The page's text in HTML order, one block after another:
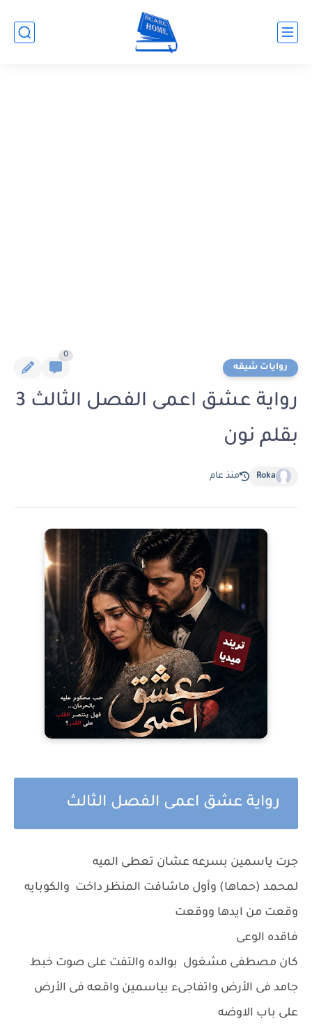
روايات شيقه
0
رواية عشق اعمى الفصل الثالث 3
بقلم نون
Roka منذ عام
رواية عشق اعمى الفصل الثالث
جرت ياسمين بسرعه عشان تعطى الميه
لمحمد (حماها) وأول ماشافت المنظر داخت والكوبايه
وقعت من ايدها ووقعت
فاقده الوعى
كان مصطفى مشغول بوالده والتفت على صوت خبط
جامد فى الأرض واتفاجىء بياسمين واقعه فى الأرض
على باب الاوضه